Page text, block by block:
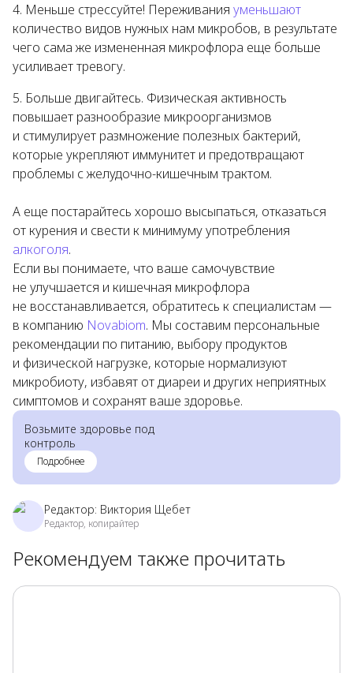
Меньше стрессуйте! Переживания уменьшают
количество видов нужных нам микробов, в результате
чего сама же измененная микрофлора еще больше
усиливает тревогу.
Больше двигайтесь. Физическая активность
повышает разнообразие микроорганизмов
и стимулирует размножение полезных бактерий,
которые укрепляют иммунитет и предотвращают
проблемы с желудочно-кишечным трактом.
А еще постарайтесь хорошо высыпаться, отказаться
от курения и свести к минимуму употребления
алкоголя.
Если вы понимаете, что ваше самочувствие
не улучшается и кишечная микрофлора
не восстанавливается, обратитесь к специалистам —
в компанию Novabiom. Мы составим персональные
рекомендации по питанию, выбору продуктов
и физической нагрузке, которые нормализуют
микробиоту, избавят от диареи и других неприятных
симптомов и сохранят ваше здоровье.
Возьмите здоровье под
контроль
Подробнее
Редактор: Виктория Щебет
Редактор, копирайтер
Рекомендуем также прочитать